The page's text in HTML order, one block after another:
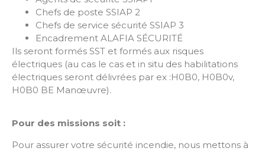
Chefs de poste SSIAP 2
Chefs de service sécurité SSIAP 3
Encadrement ALAFIA SÉCURITÉ
Ils seront formés SST et formés aux risques
électriques (au cas le cas et in situ des habilitations
électriques seront délivrées par ex :H0B0, H0B0v,
H0B0 BE Manœuvre).
Pour des missions soit :
Pour assurer votre sécurité incendie, nous mettons à